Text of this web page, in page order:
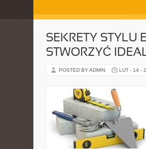
SEKRETY STYLU
STWORZYĆ
POSTED BY ADMIN LUT - 14 -